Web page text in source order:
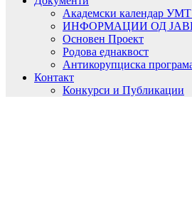
Академски календар УМТ
ИНФОРМАЦИИ ОД
Основен Проект
Родова еднаквост
Антикорупциска
Контакт
Конкурси и Публикации